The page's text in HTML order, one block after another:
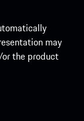
may
the product